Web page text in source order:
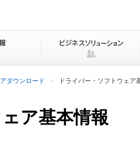
ビ
ョ
を
ダウンロード ドライバー・ソフトウェア
ア基本情報